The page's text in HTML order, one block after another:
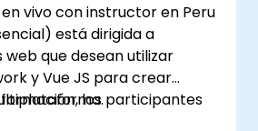
vivo con instructor en Peru
está dirigida a
que desean utilizar
y Vue JS para crear
los participantes